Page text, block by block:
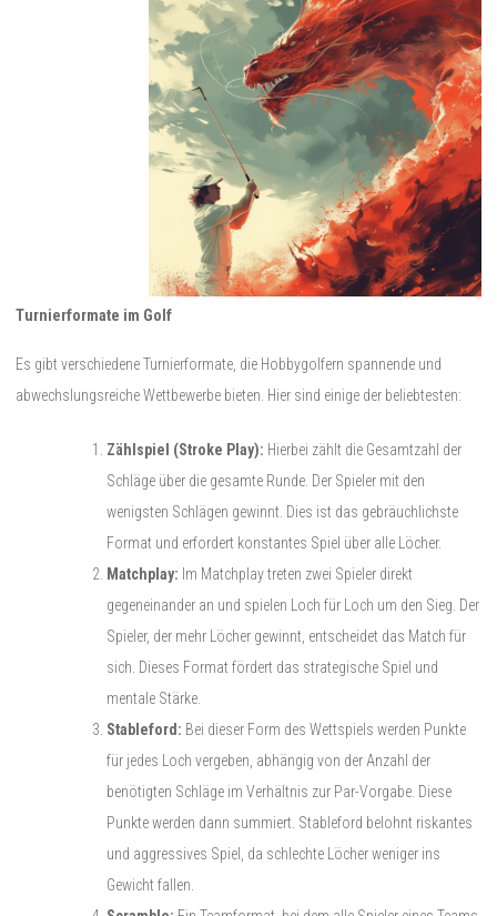
Turnierformate im Golf
Es gibt verschiedene Turnierformate, die Hobbygolfern spannende und
abwechslungsreiche Wettbewerbe bieten. Hier sind einige der beliebtesten:
Zählspiel (Stroke Play): Hierbei zählt die Gesamtzahl der
Schläge über die gesamte Runde. Der Spieler mit den
wenigsten Schlägen gewinnt. Dies ist das gebräuchlichste
Format und erfordert konstantes Spiel über alle Löcher.
Matchplay: Im Matchplay treten zwei Spieler direkt
gegeneinander an und spielen Loch für Loch um den Sieg. Der
Spieler, der mehr Löcher gewinnt, entscheidet das Match für
sich. Dieses Format fördert das strategische Spiel und
mentale Stärke.
Stableford: Bei dieser Form des Wettspiels werden Punkte
für jedes Loch vergeben, abhängig von der Anzahl der
benötigten Schläge im Verhältnis zur Par-Vorgabe. Diese
Punkte werden dann summiert. Stableford belohnt riskantes
und aggressives Spiel, da schlechte Löcher weniger ins
Gewicht fallen.